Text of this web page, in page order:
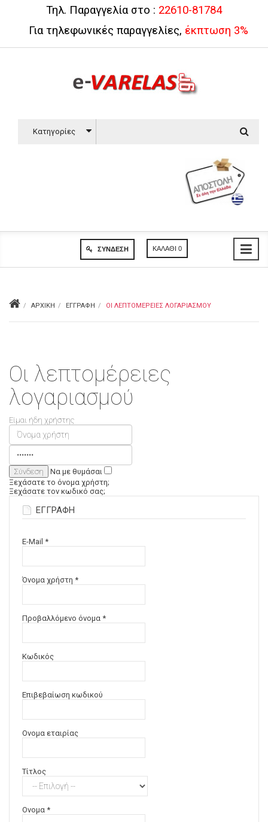
Τηλ. Παραγγελία στο : 22610-81784
Για τηλεφωνικές παραγγελίες, έκπτωση 3%
Κατηγορίες
ΚΑΛΆΘΙ 0
ΣΎΝΔΕΣΗ
ΑΡΧΙΚΉ ΕΓΓΡΑΦΉ ΟΙ ΛΕΠΤΟΜΈΡΕΙΕΣ ΛΟΓΑΡΙΑΣΜΟΎ
Οι λεπτομέρειες
λογαριασμού
Είμαι ήδη χρήστης
Να με θυμάσαι
Ξεχάσατε το όνομα χρήστη;
Ξεχάσατε τον κωδικό σας;
ΕΓΓΡΑΦΉ
E-Mail *
Όνομα χρήστη *
Προβαλλόμενο όνομα *
Κωδικός
Επιβεβαίωση κωδικού
Ονομα εταιρίας
Τίτλος
Ονομα *